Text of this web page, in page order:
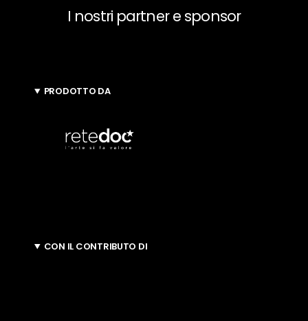
I nostri partner e sponsor
PRODOTTO DA
CON IL CONTRIBUTO DI